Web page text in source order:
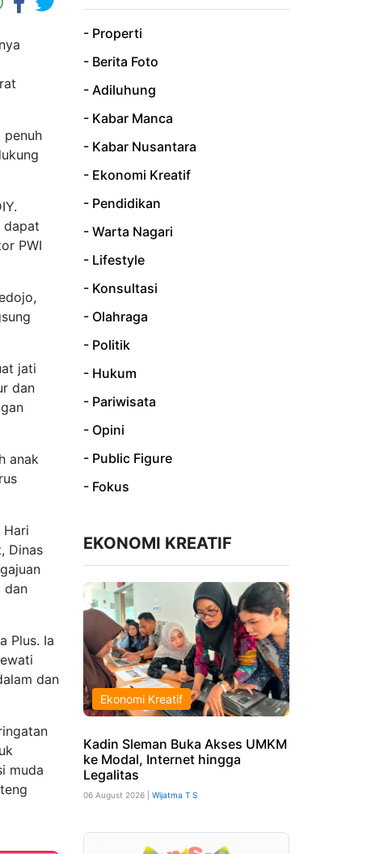
penuh
dapat
PWI
jati
dan
anak
Hari
Dinas
dan
Plus. Ia
dan
muda
- Properti
- Berita Foto
- Adiluhung
- Kabar Manca
- Kabar Nusantara
- Ekonomi Kreatif
- Pendidikan
- Warta Nagari
- Lifestyle
- Konsultasi
- Olahraga
- Politik
- Hukum
- Pariwisata
- Opini
- Public Figure
- Fokus
EKONOMI KREATIF
Ekonomi Kreatif
Kadin Sleman Buka Akses UMKM
ke Modal, Internet hingga
Legalitas
06 August 2026 | Wijatma T S